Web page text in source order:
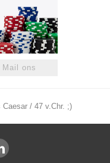
ons
/ 47 v.Chr. ;)